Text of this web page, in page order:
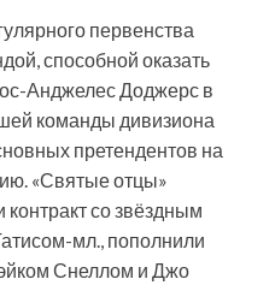
первенства
способной оказать
Анджелес Доджерс в
команды дивизиона
претендентов на
«Святые отцы»
со звёздным
мл., пополнили
Снеллом и Джо